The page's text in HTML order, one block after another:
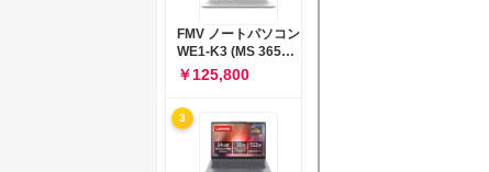
2024搭載 WPS
Office搭載 カメラシ
ャッター 指紋認証 薄
型 Copilotキー搭載
ナチュラルシルバー
FMV ノートパソコン
WE1-K3 (MS 365
Personal/Copilotキ
ー搭載/Win 11/15.6
型/Core
i5/16GB/SSD
512GB/ホワイト)
FMVWK3E15W_AZ
￥125,800
3